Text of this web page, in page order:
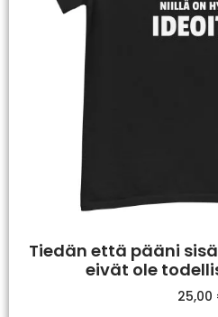
Tiedän että pääni
eivät ole
25,00